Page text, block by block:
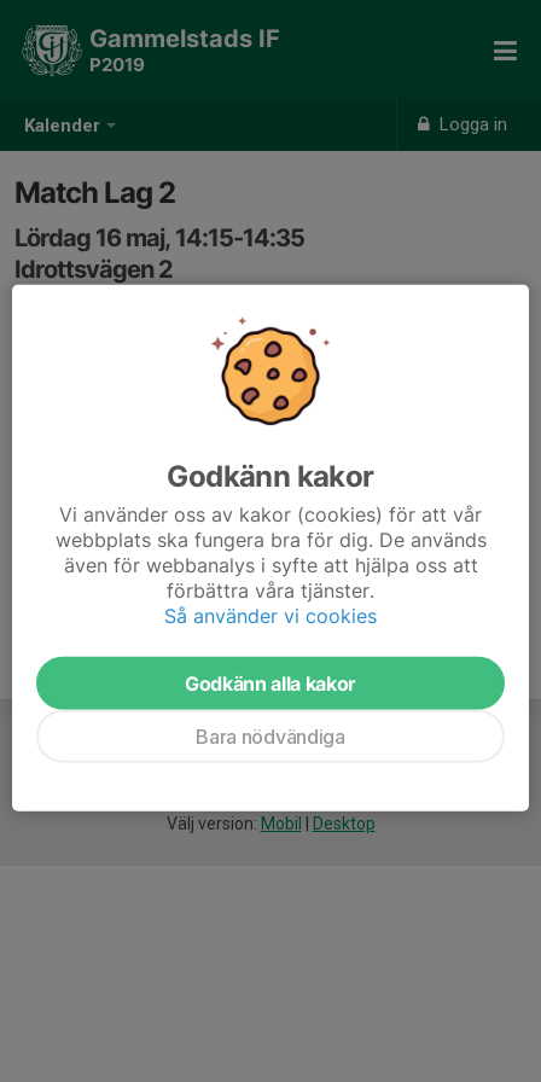
Kalender Logga in
Gammelstads IF
P2019
Match Lag 2
Lördag 16 maj, 14:15-14:35
Idrottsvägen 2
Välj version: Mobil Desktop
Godkänn kakor
Vi använder oss av kakor (cookies) för att vår
webbplats ska fungera bra för dig. De används
även för webbanalys i syfte att hjälpa oss att
förbättra våra tjänster.
Så använder vi cookies
Godkänn alla kakor
Bara nödvändiga